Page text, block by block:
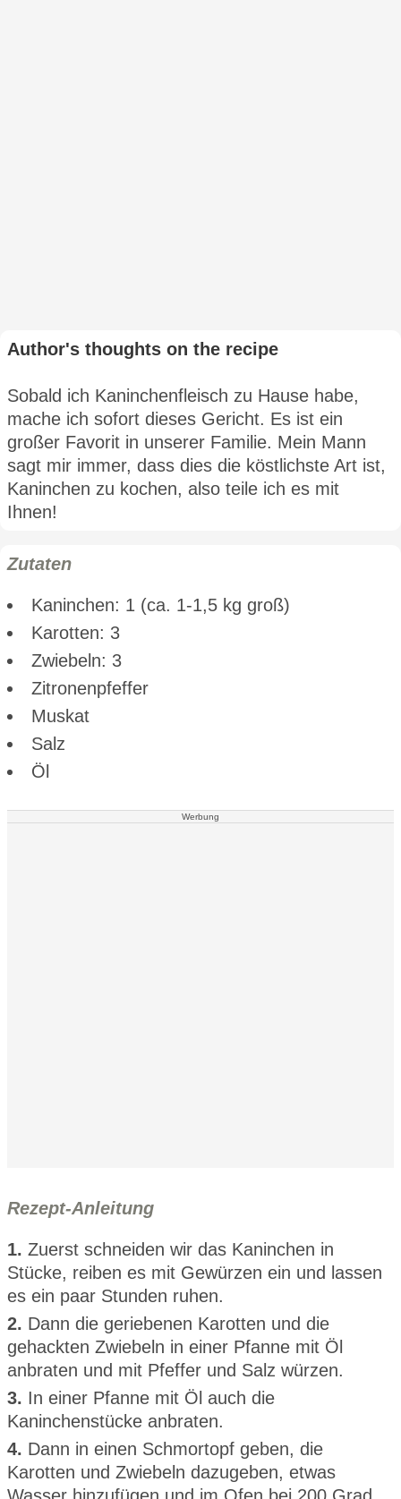
Author's thoughts on the recipe
Sobald ich Kaninchenfleisch zu Hause habe,
mache ich sofort dieses Gericht. Es ist ein
großer Favorit in unserer Familie. Mein Mann
sagt mir immer, dass dies die köstlichste Art ist,
Kaninchen zu kochen, also teile ich es mit
Ihnen!
Zutaten
Kaninchen: 1 (ca. 1-1,5 kg groß)
Karotten: 3
Zwiebeln: 3
Zitronenpfeffer
Muskat
Salz
Öl
Werbung
Rezept-Anleitung
1. Zuerst schneiden wir das Kaninchen in
Stücke, reiben es mit Gewürzen ein und lassen
es ein paar Stunden ruhen.
2. Dann die geriebenen Karotten und die
gehackten Zwiebeln in einer Pfanne mit Öl
anbraten und mit Pfeffer und Salz würzen.
3. In einer Pfanne mit Öl auch die
Kaninchenstücke anbraten.
4. Dann in einen Schmortopf geben, die
Karotten und Zwiebeln dazugeben, etwas